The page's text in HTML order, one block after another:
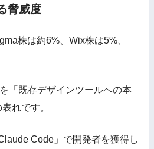
脅威度
株は約6%、Wix株は5%、
「既存デザインツールへの本
れです。
Code」で開発者を獲得し